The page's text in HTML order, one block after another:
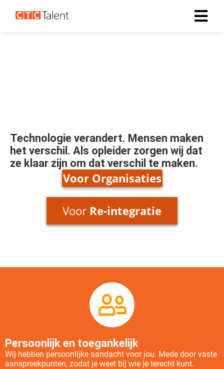
Technologie verandert. Mensen maken
het verschil. Als opleider zorgen wij dat
ze klaar zijn om dat verschil te maken.
Voor Organisaties
Voor Re-integratie
Persoonlijk en toegankelijk
Wij hebben persoonlijke aandacht voor jou. Mede door vaste
aanspreekpunten, zodat je weet bij wie je terecht kunt.